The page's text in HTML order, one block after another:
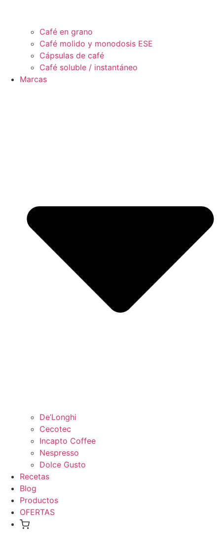
Café en grano
Café molido y monodosis ESE
Cápsulas de café
Café soluble / instantáneo
Marcas
De’Longhi
Cecotec
Incapto Coffee
Nespresso
Dolce Gusto
Recetas
Blog
Productos
OFERTAS